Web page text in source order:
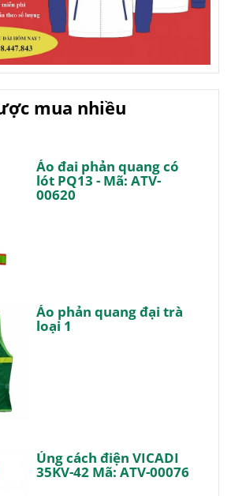
mua nhiều
Áo đai phản quang có
lót PQ13 - Mã: ATV-
00620
Áo phản quang đại trà
loại 1
Ủng cách điện VICADI
35KV-42 Mã: ATV-00076